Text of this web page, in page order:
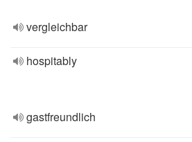
vergleichbar
hospitably
gastfreundlich